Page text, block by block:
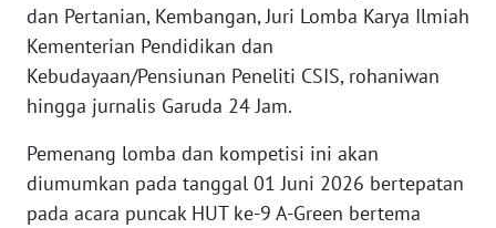
dan Pertanian, Kembangan, Juri Lomba Karya Ilmiah
Kementerian Pendidikan dan
Kebudayaan/Pensiunan Peneliti CSIS, rohaniwan
hingga jurnalis Garuda 24 Jam.
Pemenang lomba dan kompetisi ini akan
diumumkan pada tanggal 01 Juni 2026 bertepatan
pada acara puncak HUT ke-9 A-Green bertema
JOGJA
WN
JATIM
WN
BALI